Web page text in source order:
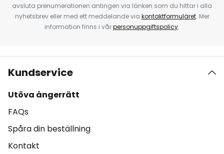
avsluta prenumerationen antingen via länken som du hittar i alla
nyhetsbrev eller med ett meddelande via kontaktformuläret. Mer
information finns i vårpersonuppgiftspolicy.
Kundservice
Utöva ångerrätt
FAQs
Spåra din beställning
Kontakt